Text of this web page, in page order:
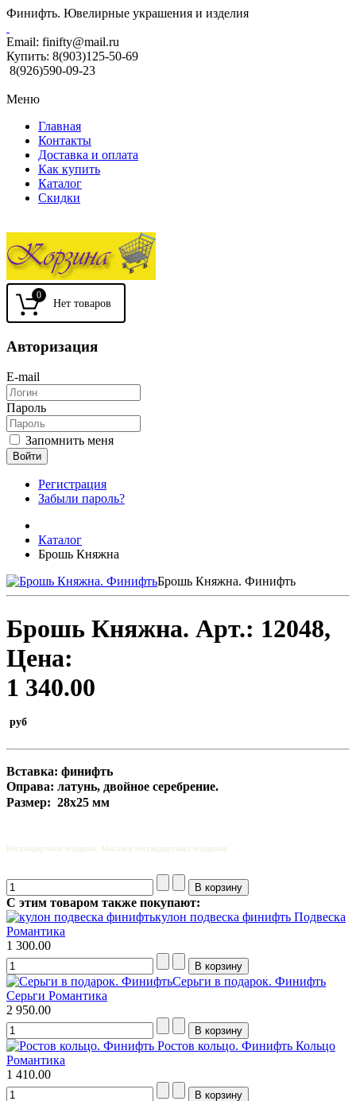
Финифть. Ювелирные украшения и изделия
Email: finifty@mail.ru
Купить: 8(903)125-50-69
8(926)590-09-23
Меню
Главная
Контакты
Доставка и оплата
Как купить
Каталог
Скидки
0
Авторизация
E-mail
Пароль
Запомнить меня
Войти
Регистрация
Забыли пароль?
Каталог
Брошь Княжна
Брошь Княжна. Финифть
Брошь Княжна. Арт.: 12048,
Цена:
1 340.00
руб
Вставка: финифть
Оправа: латунь, двойное серебрение.
Размер: 28х25 мм
Нестандартные подарки. Магазин нестандартных подарков
С этим товаром также покупают:
кулон подвеска финифть Подвеска
Романтика
1 300.00
Серьги в подарок. Финифть
Серьги Романтика
2 950.00
Ростов кольцо. Финифть Кольцо
Романтика
1 410.00